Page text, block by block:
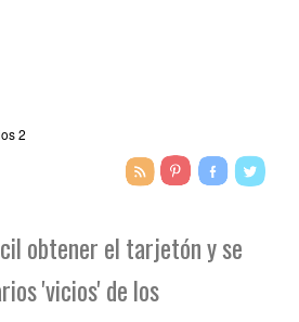
obtener el tarjetón y se
'vicios' de los